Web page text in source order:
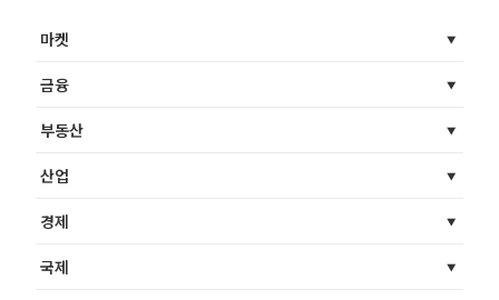
마켓
금융
부동산
산업
경제
국제